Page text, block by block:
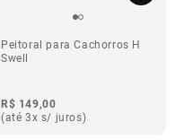
Peitoral para Cachorros H
Swell
R$ 149,00
(até 3x s/ juros)